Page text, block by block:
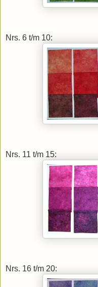
Nrs. 6 t/m 10:
Nrs. 11 t/m 15:
Nrs. 16 t/m 20: